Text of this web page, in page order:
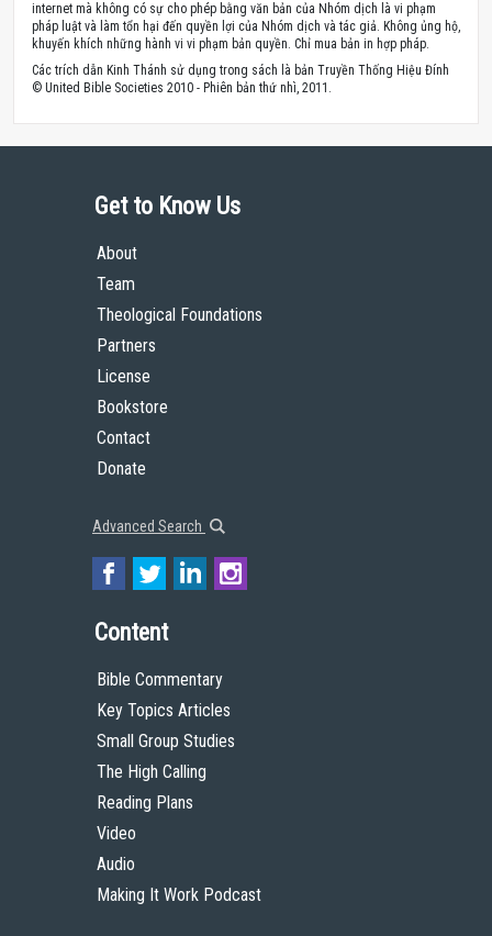
internet mà không có sự cho phép bằng văn bản của Nhóm dịch là vi phạm
pháp luật và làm tổn hại đến quyền lợi của Nhóm dịch và tác giả. Không ủng hộ,
khuyến khích những hành vi vi phạm bản quyền. Chỉ mua bản in hợp pháp.
Các trích dẫn Kinh Thánh sử dụng trong sách là bản Truyền Thống Hiệu Đính
© United Bible Societies 2010 - Phiên bản thứ nhì, 2011.
Get to Know Us
About
Team
Theological Foundations
Partners
License
Bookstore
Contact
Donate
Advanced Search
Content
Bible Commentary
Key Topics Articles
Small Group Studies
The High Calling
Reading Plans
Video
Audio
Making It Work Podcast